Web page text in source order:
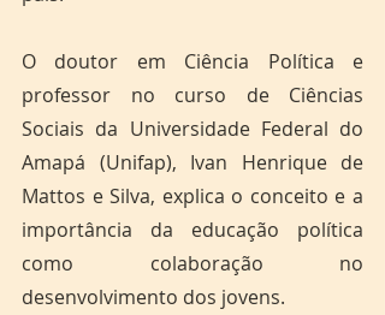
O doutor em Ciência Política e
professor no curso de Ciências
Sociais da Universidade Federal do
Amapá (Unifap), Ivan Henrique de
Mattos e Silva, explica o conceito e a
importância da educação política
como colaboração no
desenvolvimento dos jovens.